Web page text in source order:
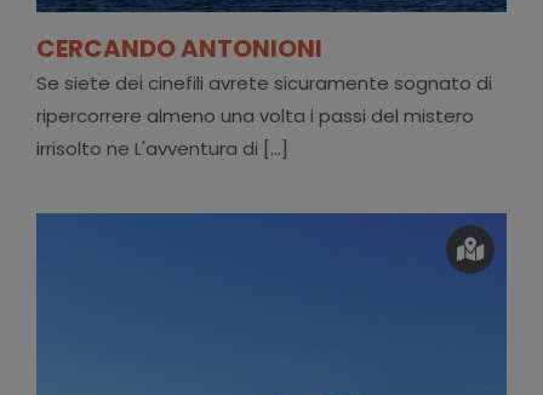
CERCANDO ANTONIONI
Se siete dei cinefili avrete sicuramente sognato di
ripercorrere almeno una volta i passi del mistero
irrisolto ne L'avventura di [...]